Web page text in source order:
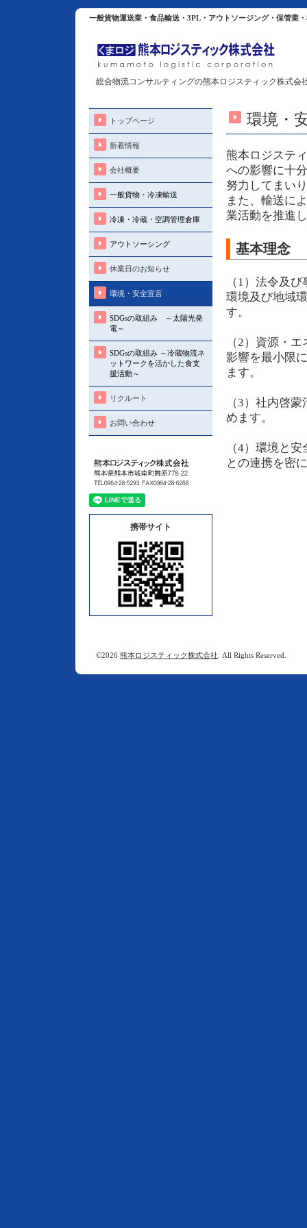
一般貨物運送業・食品輸送・3PL・アウトソージング・保管業
総合物流コンサルティングの熊本ロジスティック株式会
環境・
熊本ロジステ
への影響に十
努力してまい
また、輸送に
業活動を推進
基本理念
（1）法令及
環境及び地域
す。
（2）資源・
影響を最小限
ます。
（3）社内啓
めます。
（4）環境と
との連携を密
トップページ
新着情報
会社概要
一般貨物・冷凍輸送
冷凍・冷蔵・空調管理倉庫
アウトソーシング
休業日のお知らせ
環境・安全宣言
SDGsの取組み ～太陽光発
電～
SDGsの取組み ～冷蔵物流ネ
ットワークを活かした食支
援活動～
リクルート
お問い合わせ
携帯サイト
©2026 熊本ロジスティック株式会社 . All Rights Reserved.